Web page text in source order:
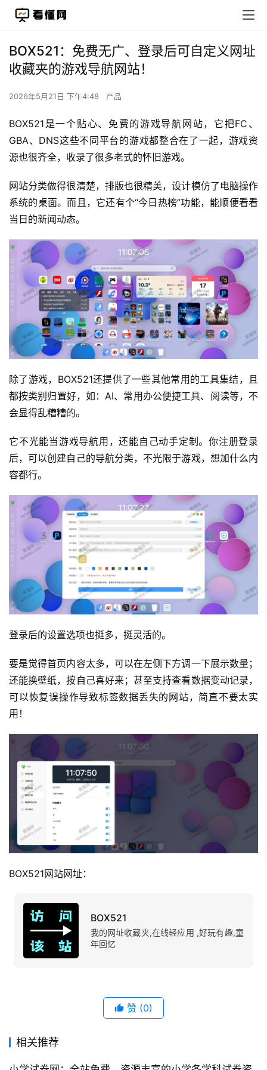
营
产
品
BOX521：免费无广、登录后可自定义网址
收藏夹的游戏导航网站！
2026年5月21日 下午4:48 产品
BOX521是一个贴心、免费的游戏导航网站，它把FC、
GBA、DNS这些不同平台的游戏都整合在了一起，游戏资
源也很齐全，收录了很多老式的怀旧游戏。
网站分类做得很清楚，排版也很精美，设计模仿了电脑操作
系统的桌面。而且，它还有个“今日热榜”功能，能顺便看看
当日的新闻动态。
除了游戏，BOX521还提供了一些其他常用的工具集结，且
都按类别归置好，如：AI、常用办公便捷工具、阅读等，不
会显得乱糟糟的。
它不光能当游戏导航用，还能自己动手定制。你注册登录
后，可以创建自己的导航分类，不光限于游戏，想加什么内
容都行。
登录后的设置选项也挺多，挺灵活的。
要是觉得首页内容太多，可以在左侧下方调一下展示数量；
还能换壁纸，按自己喜好来；甚至支持查看数据变动记录，
可以恢复误操作导致标签数据丢失的网站，简直不要太实
用！
BOX521网站网址：
BOX521
我的网址收藏夹,在线轻应用 ,好玩有趣,童
年回忆
赞 (0)
相关推荐